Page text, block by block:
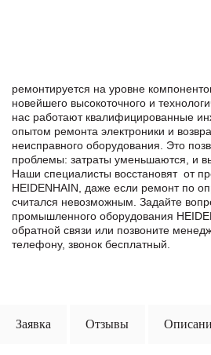
ремонтируется на уровне
новейшего высокоточного и
нас работают квалифицированные
опытом ремонта электроники и
неисправного оборудования. Это
проблемы: затраты уменьшаются, и
Наши специалисты восстановят от
HEIDENHAIN, даже если ремонт по
считался невозможным. Задайте
промышленного оборудования
обратной связи или позвоните
телефону, звонок бесплатный.
Заявка Отзывы